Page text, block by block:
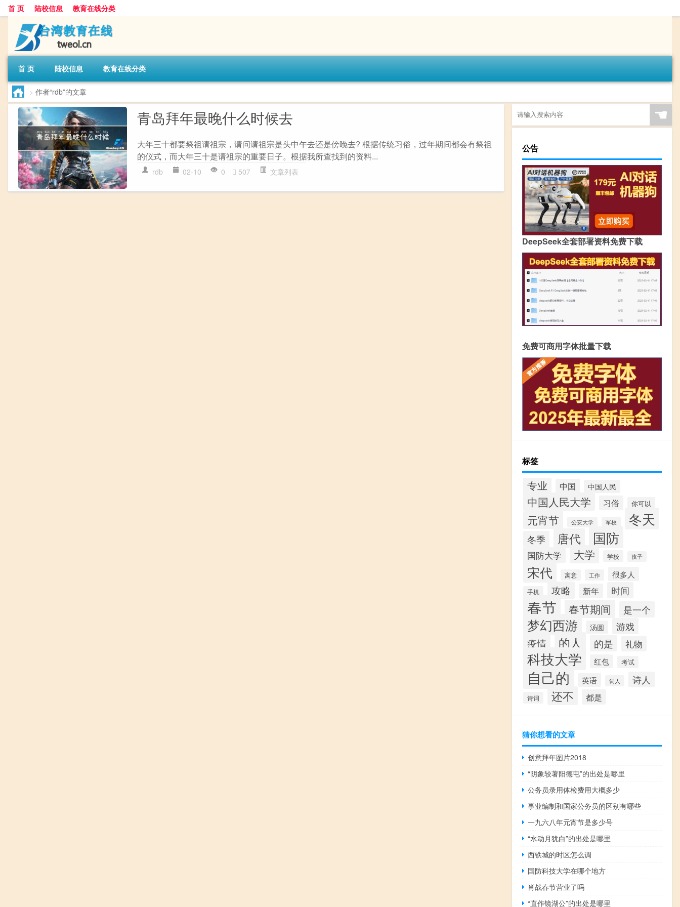
首 页 陆校信息 教育在线分类
首 页 陆校信息 教育在线分类
> 作者“rdb”的文章
青岛拜年最晚什么时候去
大年三十都要祭祖请祖宗，请问请祖宗是头中午去还是傍晚去? 根据传统习俗，过年期间都会有祭祖
的仪式，而大年三十是请祖宗的重要日子。根据我所查找到的资料...
rdb 02-10 0 507 文章列表
☚
公告
DeepSeek全套部署资料免费下载
免费可商用字体批量下载
标签
专业 中国 中国人民
中国人民大学 习俗 你可以
元宵节 公安大学 军校 冬天
冬季 唐代 国防
国防大学 大学 学校 孩子
宋代 寓意 工作 很多人
手机 攻略 新年 时间
春节 春节期间 是一个
梦幻西游 汤圆 游戏
疫情 的人 的是 礼物
科技大学 红包 考试
自己的 英语 词人 诗人
诗词 还不 都是
猜你想看的文章
创意拜年图片2018
“阴象较著阳德屯”的出处是哪里
公务员录用体检费用大概多少
事业编制和国家公务员的区别有哪些
一九六八年元宵节是多少号
“水动月犹白”的出处是哪里
西铁城的时区怎么调
国防科技大学在哪个地方
肖战春节营业了吗
“直作镜湖公”的出处是哪里